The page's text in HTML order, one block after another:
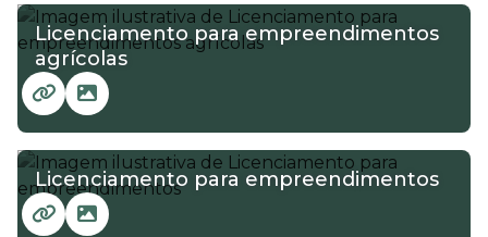
Licenciamento para empreendimentos
agrícolas
Licenciamento para empreendimentos